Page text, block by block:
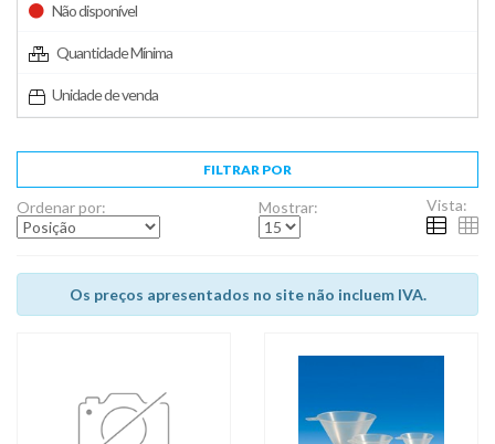
Não disponível
Quantidade Mínima
Unidade de venda
FILTRAR POR
Ordenar por: Mostrar: Vista:
Os preços apresentados no site não incluem IVA.